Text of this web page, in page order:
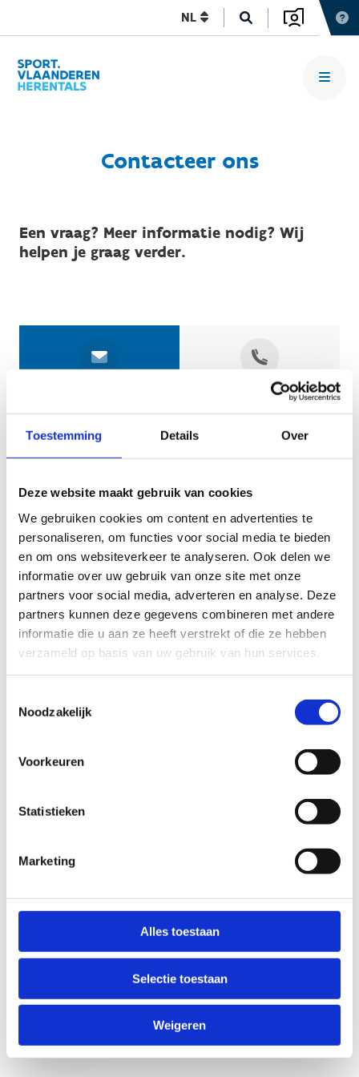
Toestemming Details Over
Deze website maakt gebruik van cookies
We gebruiken cookies om content en advertenties te
personaliseren, om functies voor social media te bieden
en om ons websiteverkeer te analyseren. Ook delen we
informatie over uw gebruik van onze site met onze
partners voor social media, adverteren en analyse. Deze
partners kunnen deze gegevens combineren met andere
informatie die u aan ze heeft verstrekt of die ze hebben
verzameld op basis van uw gebruik van hun services.
Noodzakelijk
Voorkeuren
Statistieken
Marketing
Alles toestaan
Selectie toestaan
Weigeren
NL
Contacteer ons
Een vraag? Meer informatie nodig? Wij
helpen je graag verder.
Geef aan tot welk domein jouw vraag behoort
KIES EEN DOMEIN
Jouw vraag
Anti-Robot Verification
Click to start verification
Verzend